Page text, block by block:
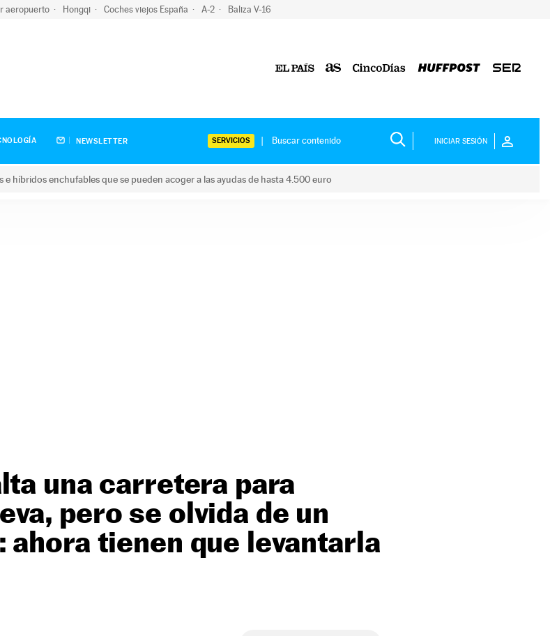
aeropuerto Hongqi Coches viejos España A-2 Baliza V-16
NEWSLETTER SERVICIOS INICIAR SESIÓN
híbridos enchufables que se pueden acoger a las ayudas de hasta 4.500 euro
una carretera para
pero se olvida de un
ahora tienen que levantarla